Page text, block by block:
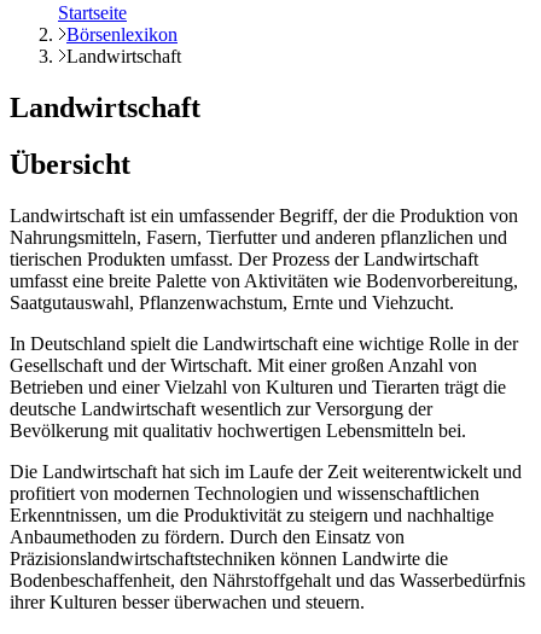
Startseite
Börsenlexikon
Landwirtschaft
Landwirtschaft
Übersicht
Landwirtschaft ist ein umfassender Begriff, der die Produktion von
Nahrungsmitteln, Fasern, Tierfutter und anderen pflanzlichen und
tierischen Produkten umfasst. Der Prozess der Landwirtschaft
umfasst eine breite Palette von Aktivitäten wie Bodenvorbereitung,
Saatgutauswahl, Pflanzenwachstum, Ernte und Viehzucht.
In Deutschland spielt die Landwirtschaft eine wichtige Rolle in der
Gesellschaft und der Wirtschaft. Mit einer großen Anzahl von
Betrieben und einer Vielzahl von Kulturen und Tierarten trägt die
deutsche Landwirtschaft wesentlich zur Versorgung der
Bevölkerung mit qualitativ hochwertigen Lebensmitteln bei.
Die Landwirtschaft hat sich im Laufe der Zeit weiterentwickelt und
profitiert von modernen Technologien und wissenschaftlichen
Erkenntnissen, um die Produktivität zu steigern und nachhaltige
Anbaumethoden zu fördern. Durch den Einsatz von
Präzisionslandwirtschaftstechniken können Landwirte die
Bodenbeschaffenheit, den Nährstoffgehalt und das Wasserbedürfnis
ihrer Kulturen besser überwachen und steuern.